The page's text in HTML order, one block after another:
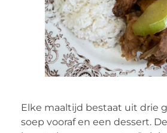
Elke maaltijd bestaat uit drie
soep vooraf en een dessert.